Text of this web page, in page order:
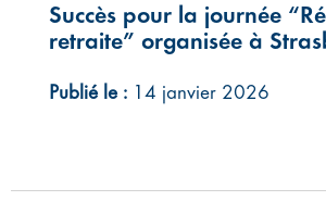
Succès pour la journée
retraite” organisée à
Publié le : 14 janvier 2026